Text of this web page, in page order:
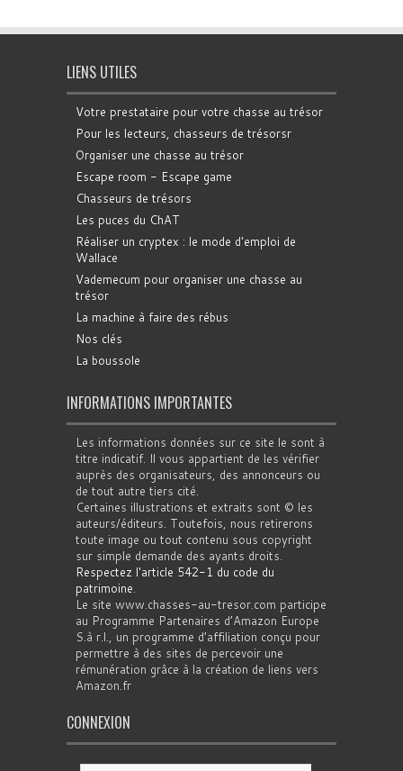
LIENS UTILES
Votre prestataire pour votre chasse au trésor
Pour les lecteurs, chasseurs de trésorsr
Organiser une chasse au trésor
Escape room - Escape game
Chasseurs de trésors
Les puces du ChAT
Réaliser un cryptex : le mode d'emploi de
Wallace
Vademecum pour organiser une chasse au
trésor
La machine à faire des rébus
Nos clés
La boussole
INFORMATIONS IMPORTANTES
Les informations données sur ce site le sont à
titre indicatif. Il vous appartient de les vérifier
auprès des organisateurs, des annonceurs ou
de tout autre tiers cité.
Certaines illustrations et extraits sont © les
auteurs/éditeurs. Toutefois, nous retirerons
toute image ou tout contenu sous copyright
sur simple demande des ayants droits.
Respectez l'article 542-1 du code du
patrimoine.
Le site www.chasses-au-tresor.com participe
au Programme Partenaires d’Amazon Europe
S.à r.l., un programme d’affiliation conçu pour
permettre à des sites de percevoir une
rémunération grâce à la création de liens vers
Amazon.fr
CONNEXION